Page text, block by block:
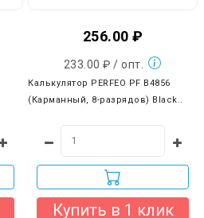
256.00 ₽
233.00 ₽ / опт.
Калькулятор PERFEO PF B4856
(Карманный, 8-разрядов) Black..
Купить в 1 клик